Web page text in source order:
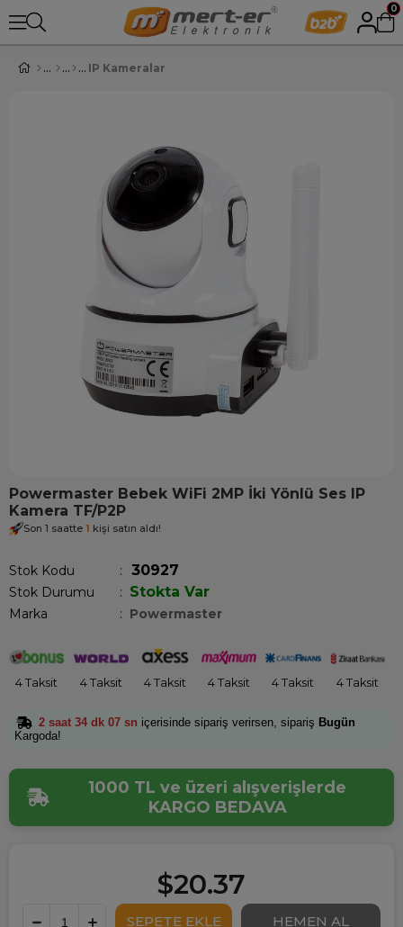
0
IP Kameralar
Powermaster Bebek WiFi 2MP İki Yönlü Ses IP
Kamera TF/P2P
Son 1 saatte 1 kişi satın aldı!
Stok Kodu 30927
Stok Durumu : Stokta Var
Marka : Powermaster
4 Taksit 4 Taksit 4 Taksit 4 Taksit 4 Taksit 4 Taksit
2 saat 34 dk 07 sn içerisinde sipariş verirsen, sipariş Bugün
Kargoda!
1000 TL ve üzeri alışverişlerde
KARGO BEDAVA
$20.37